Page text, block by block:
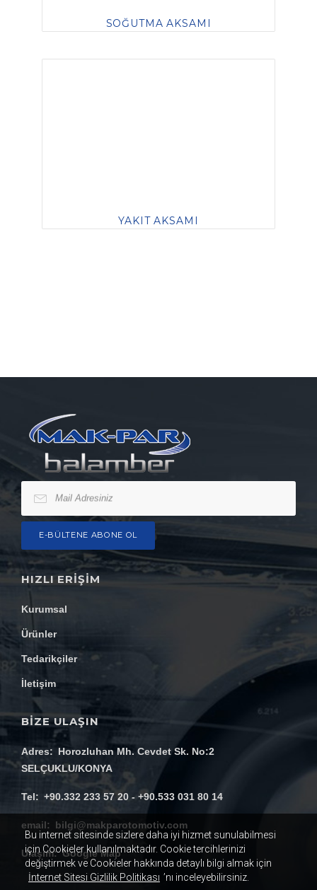
SOĞUTMA AKSAMI
YAKIT AKSAMI
HIZLI ERIŞIM
Kurumsal
Ürünler
Tedarikçiler
İletişim
BİZE ULAŞIN
Adres
Horozluhan Mh. Cevdet Sk. No:2
SELÇUKLU/KONYA
Tel +90.332 233 57 20 - +90.533 031 80 14
email bilgi@makparotomotiv.com
Ulaşım Google Map
Bu internet sitesinde sizlere daha iyi hizmet sunulabilmesi
için Cookieler kullanılmaktadır. Cookie tercihlerinizi
değiştirmek ve Cookieler hakkında detaylı bilgi almak için
İnternet Sitesi Gizlilik Politikası ’nı inceleyebilirsiniz.